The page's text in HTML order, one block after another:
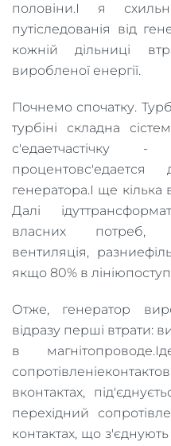
половіни.І я
путіследованія від
кожній дільниці
виробленої енергії.
Почнемо спочатку.
турбіні складна
генератора.І ще кілька
Далі
власних потреб,
вентиляція,
якщо 80% в
Отже, генератор
відразу перші втрати:
в
вконтактах,
перехідний
контактах, що